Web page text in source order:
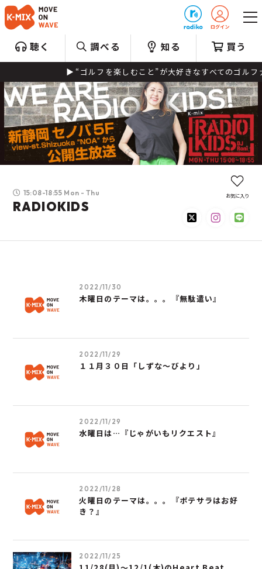
聴く 調べる 知る 買う
“ゴルフを楽しむこと”が大好きなすべてのゴルファ
15:08-18:55 Mon - Thu
RADIOKIDS
お気に入り
2022/11/30
木曜日のテーマは。。。『無駄遣い』
2022/11/29
１１月３０日「しずな～びより」
2022/11/29
水曜日は…『じゃがいもリクエスト』
2022/11/28
火曜日のテーマは。。。『ポテサラはお好
き？』
2022/11/25